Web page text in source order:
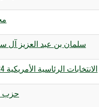
سلمان بن عبد العزيز آل
الانتخابات الرئاسية الأمريكية 2024
حزب